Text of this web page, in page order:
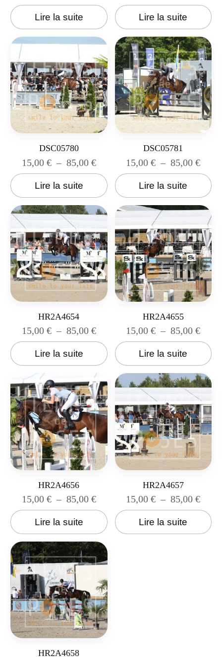
Lire la suite Lire la suite
DSC05780
15,00 € – 85,00 €
Lire la suite
DSC05781
15,00€ – 85,00€
Lire la suite
HR2A4654
15,00 € – 85,00 €
Lire la suite
HR2A4655
15,00€ – 85,00€
Lire la suite
HR2A4656
15,00 € – 85,00 €
Lire la suite
HR2A4657
15,00€ – 85,00€
Lire la suite
HR2A4658